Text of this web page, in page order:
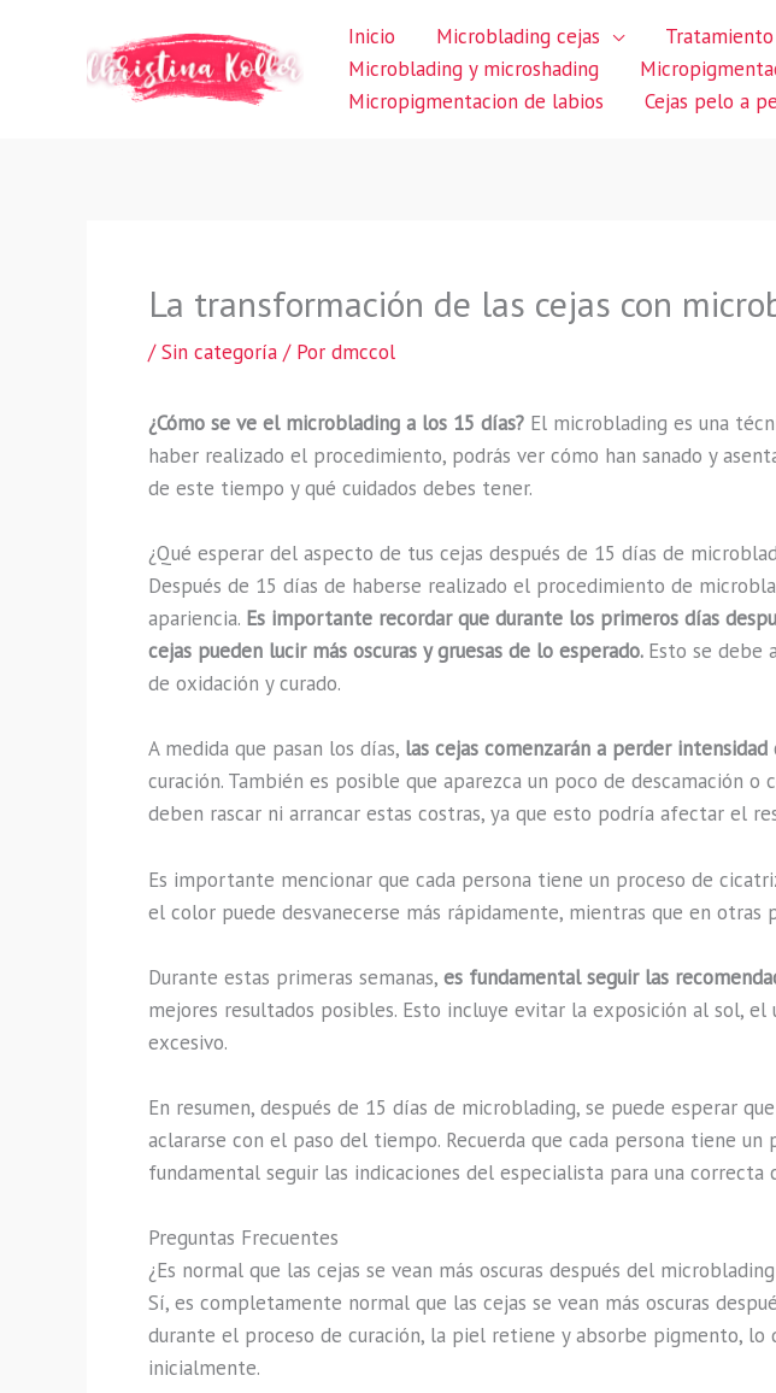
Inicio Microblading cejas
Microblading y microshading
Micropigmentacion de labios
Cejas pelo a
La transformación de las cejas con
/Sin categoría / Por dmccol
¿Cómo se ve el microblading a los 15 días? El microblading es una
haber realizado el procedimiento, podrás ver cómo han sanado y
de este tiempo y qué cuidados debes tener.
¿Qué esperar del aspecto de tus cejas después de 15 días de
Después de 15 días de haberse realizado el procedimiento de
apariencia. Es importante recordar que durante los primeros días
cejas pueden lucir más oscuras y gruesas de lo esperado. Esto se debe
de oxidación y curado.
A medida que pasan los días, las cejas comenzarán a perder
curación. También es posible que aparezca un poco de descamación
deben rascar ni arrancar estas costras, ya que esto podría afectar el
Es importante mencionar que cada persona tiene un proceso de
el color puede desvanecerse más rápidamente, mientras que en otras
Durante estas primeras semanas, es fundamental seguir las
mejores resultados posibles. Esto incluye evitar la exposición al sol,
excesivo.
En resumen, después de 15 días de microblading, se puede esperar
aclararse con el paso del tiempo. Recuerda que cada persona tiene
fundamental seguir las indicaciones del especialista para una
Preguntas Frecuentes
¿Es normal que las cejas se vean más oscuras después del
Sí, es completamente normal que las cejas se vean más oscuras
durante el proceso de curación, la piel retiene y absorbe pigmento, lo
inicialmente.